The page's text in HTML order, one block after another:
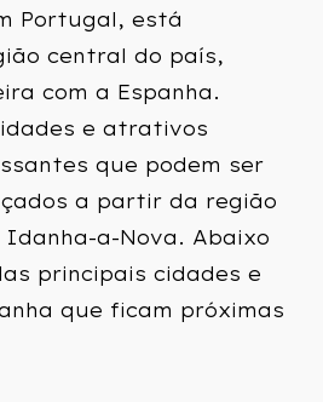
Portugal, está
central do país,
com a Espanha.
e atrativos
que podem ser
a partir da região
a-Nova. Abaixo
principais cidades e
que ficam próximas